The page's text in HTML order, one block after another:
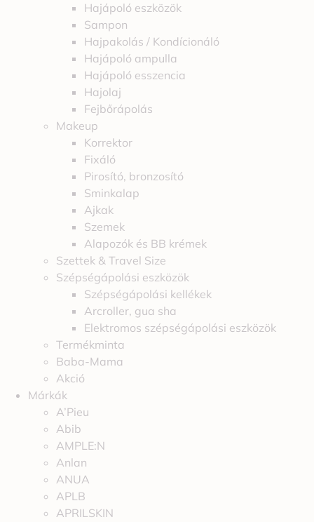
Hajápoló eszközök
Sampon
Hajpakolás / Kondícionáló
Hajápoló ampulla
Hajápoló esszencia
Hajolaj
Fejbőrápolás
Makeup
Korrektor
Fixáló
Pirosító, bronzosító
Sminkalap
Ajkak
Szemek
Alapozók és BB krémek
Szettek & Travel Size
Szépségápolási eszközök
Szépségápolási kellékek
Arcroller, gua sha
Elektromos szépségápolási eszközök
Termékminta
Baba-Mama
Akció
Márkák
A’Pieu
Abib
AMPLE:N
Anlan
ANUA
APLB
APRILSKIN